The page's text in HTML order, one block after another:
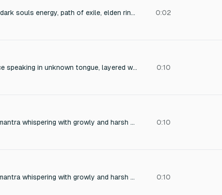
blood shaman chanting, dark souls energy, path of exile, elden ring energy 0:02
Whispering demonic voice speaking in unknown tongue, layered with deep guttural undertones, echoing chamber reverb, faint crackling fire and dark ritual ambience 0:10
ultra realistic shamanic mantra whispering with growly and harsh dark shamanic sounding 0:10
ultra realistic shamanic mantra whispering with growly and harsh dark shamanic sounding 0:10